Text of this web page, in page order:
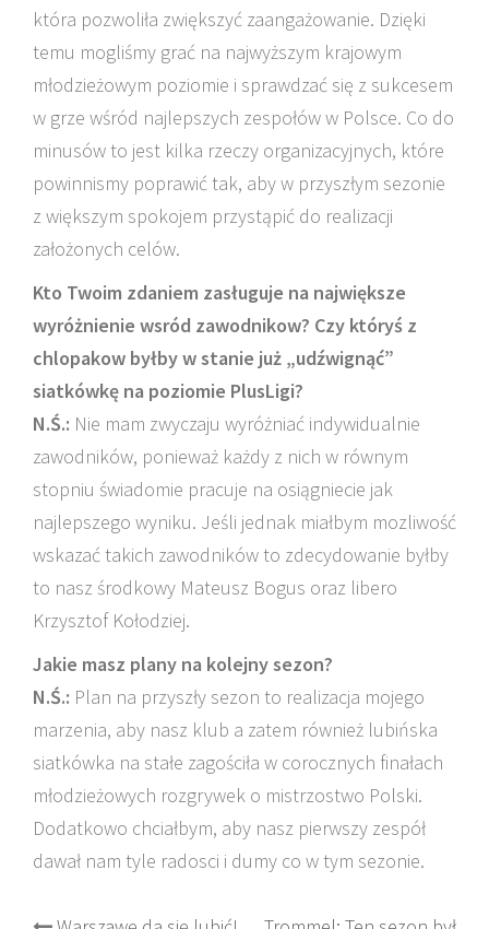
która pozwoliła zwiększyć zaangażowanie. Dzięki
temu mogliśmy grać na najwyższym krajowym
młodzieżowym poziomie i sprawdzać się z sukcesem
w grze wśród najlepszych zespołów w Polsce. Co do
minusów to jest kilka rzeczy organizacyjnych, które
powinnismy poprawić tak, aby w przyszłym sezonie
z większym spokojem przystąpić do realizacji
założonych celów.
Kto Twoim zdaniem zasługuje na największe
wyróżnienie wsród zawodnikow? Czy któryś z
chlopakow byłby w stanie już „udźwignąć”
siatkówkę na poziomie PlusLigi?
N.Ś.: Nie mam zwyczaju wyróżniać indywidualnie
zawodników, ponieważ każdy z nich w równym
stopniu świadomie pracuje na osiągniecie jak
najlepszego wyniku. Jeśli jednak miałbym mozliwość
wskazać takich zawodników to zdecydowanie byłby
to nasz środkowy Mateusz Bogus oraz libero
Krzysztof Kołodziej.
Jakie masz plany na kolejny sezon?
N.Ś.: Plan na przyszły sezon to realizacja mojego
marzenia, aby nasz klub a zatem również lubińska
siatkówka na stałe zagościła w corocznych finałach
młodzieżowych rozgrywek o mistrzostwo Polski.
Dodatkowo chciałbym, aby nasz pierwszy zespół
dawał nam tyle radosci i dumy co w tym sezonie.